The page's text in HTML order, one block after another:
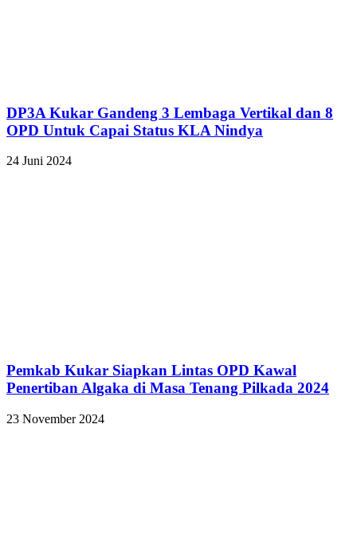
DP3A Kukar Gandeng 3 Lembaga Vertikal dan 8
OPD Untuk Capai Status KLA Nindya
24 Juni 2024
Pemkab Kukar Siapkan Lintas OPD Kawal
Penertiban Algaka di Masa Tenang Pilkada 2024
23 November 2024